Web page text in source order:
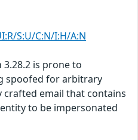
S:U/C:N/I:H/A:N
is prone to
spoofed for arbitrary
crafted email that contains
to be impersonated